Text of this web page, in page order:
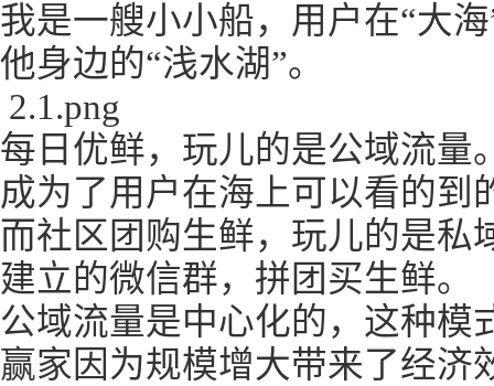
我是一艘小小船，用户在“大
他身边的“浅水湖”。
2.1.png
每日优鲜，玩儿的是公域流量
成为了用户在海上可以看的到
而社区团购生鲜，玩儿的是私
建立的微信群，拼团买生鲜。
公域流量是中心化的，这种模
赢家因为规模增大带来了经济